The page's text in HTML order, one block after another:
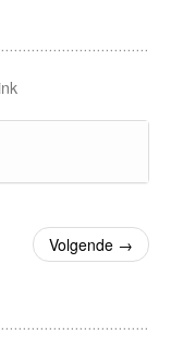
Volgende →